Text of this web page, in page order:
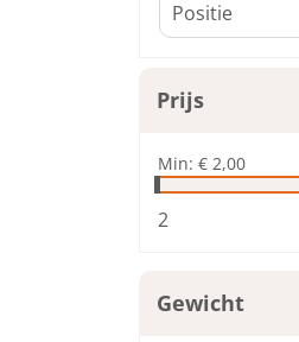
Prijs
Min: € 2,00
2
Gewicht